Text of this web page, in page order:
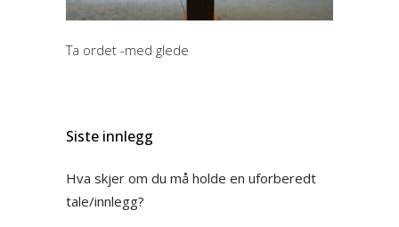
Ta ordet -med glede
Siste innlegg
Hva skjer om du må holde en uforberedt
tale/innlegg?